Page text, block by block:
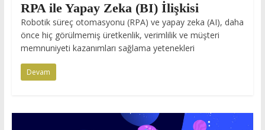
RPA ile Yapay Zeka (BI) İlişkisi
Robotik süreç otomasyonu (RPA) ve yapay zeka (AI), daha
önce hiç görülmemiş üretkenlik, verimlilik ve müşteri
memnuniyeti kazanımları sağlama yetenekleri
Devam